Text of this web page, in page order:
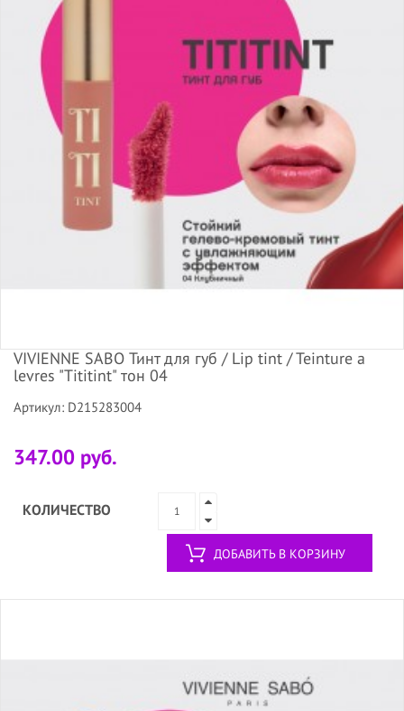
VIVIENNE SABO Тинт для губ / Lip tint / Teinture a
levres "Tititint" тон 04
Артикул: D215283004
347.00 руб.
КОЛИЧЕСТВО
ДОБАВИТЬ В КОРЗИНУ